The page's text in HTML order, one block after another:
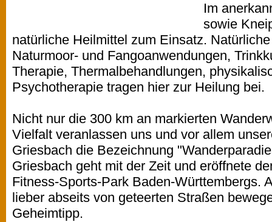
Im
sowie
natürliche Heilmittel zum Einsatz.
Naturmoor- und Fangoanwendungen,
Therapie, Thermalbehandlungen,
Psychotherapie tragen hier zur Heilung bei.
Nicht nur die 300 km an markierten
Vielfalt veranlassen uns und vor allem
Griesbach die Bezeichnung
Griesbach geht mit der Zeit und eröffnete
Fitness-Sports-Park Baden-Württembergs.
lieber abseits von geteerten Straßen
Geheimtipp.